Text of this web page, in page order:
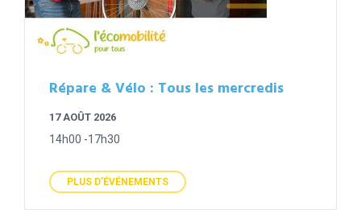
Répare & Vélo : Tous les mercredis
17 AOÛT 2026
14h00 -17h30
PLUS D'ÉVÉNEMENTS